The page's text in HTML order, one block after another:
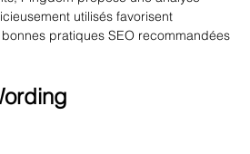
utilisés favorisent
pratiques SEO recommandées